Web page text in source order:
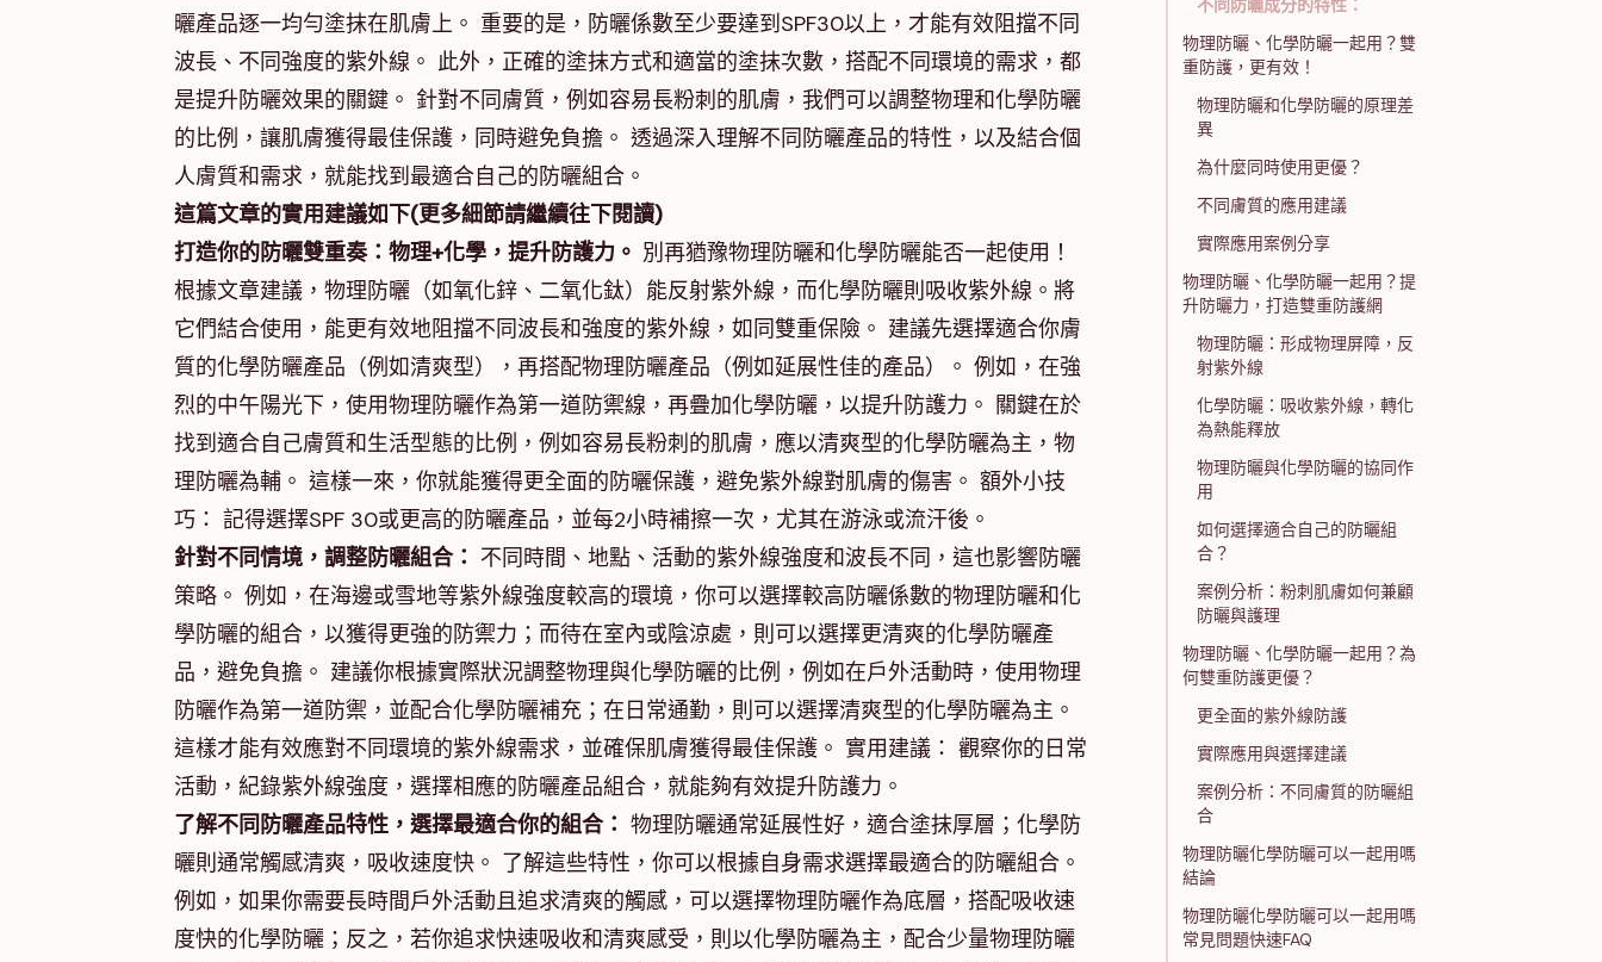
曬產品逐一均勻塗抹在肌膚上。 重要的是，防曬係數至少要達到SPF30以上，才能有效阻擋不同
波長、不同強度的紫外線。 此外，正確的塗抹方式和適當的塗抹次數，搭配不同環境的需求，都
是提升防曬效果的關鍵。 針對不同膚質，例如容易長粉刺的肌膚，我們可以調整物理和化學防曬
的比例，讓肌膚獲得最佳保護，同時避免負擔。 透過深入理解不同防曬產品的特性，以及結合個
人膚質和需求，就能找到最適合自己的防曬組合。
這篇文章的實用建議如下(更多細節請繼續往下閱讀)
打造你的防曬雙重奏：物理+化學，提升防護力。 別再猶豫物理防曬和化學防曬能否一起使用！
根據文章建議，物理防曬（如氧化鋅、二氧化鈦）能反射紫外線，而化學防曬則吸收紫外線。將
它們結合使用，能更有效地阻擋不同波長和強度的紫外線，如同雙重保險。 建議先選擇適合你膚
質的化學防曬產品（例如清爽型），再搭配物理防曬產品（例如延展性佳的產品）。 例如，在強
烈的中午陽光下，使用物理防曬作為第一道防禦線，再疊加化學防曬，以提升防護力。 關鍵在於
找到適合自己膚質和生活型態的比例，例如容易長粉刺的肌膚，應以清爽型的化學防曬為主，物
理防曬為輔。 這樣一來，你就能獲得更全面的防曬保護，避免紫外線對肌膚的傷害。 額外小技
巧： 記得選擇SPF 30或更高的防曬產品，並每2小時補擦一次，尤其在游泳或流汗後。
針對不同情境，調整防曬組合： 不同時間、地點、活動的紫外線強度和波長不同，這也影響防曬
策略。 例如，在海邊或雪地等紫外線強度較高的環境，你可以選擇較高防曬係數的物理防曬和化
學防曬的組合，以獲得更強的防禦力；而待在室內或陰涼處，則可以選擇更清爽的化學防曬產
品，避免負擔。 建議你根據實際狀況調整物理與化學防曬的比例，例如在戶外活動時，使用物理
防曬作為第一道防禦，並配合化學防曬補充；在日常通勤，則可以選擇清爽型的化學防曬為主。
這樣才能有效應對不同環境的紫外線需求，並確保肌膚獲得最佳保護。 實用建議： 觀察你的日常
活動，紀錄紫外線強度，選擇相應的防曬產品組合，就能夠有效提升防護力。
了解不同防曬產品特性，選擇最適合你的組合： 物理防曬通常延展性好，適合塗抹厚層；化學防
曬則通常觸感清爽，吸收速度快。 了解這些特性，你可以根據自身需求選擇最適合的防曬組合。
例如，如果你需要長時間戶外活動且追求清爽的觸感，可以選擇物理防曬作為底層，搭配吸收速
度快的化學防曬；反之，若你追求快速吸收和清爽感受，則以化學防曬為主，配合少量物理防曬
不同防曬成分的特性：
物理防曬、化學防曬一起用？雙
重防護，更有效！
物理防曬和化學防曬的原理差
異
為什麼同時使用更優？
不同膚質的應用建議
實際應用案例分享
物理防曬、化學防曬一起用？提
升防曬力，打造雙重防護網
物理防曬：形成物理屏障，反
射紫外線
化學防曬：吸收紫外線，轉化
為熱能釋放
物理防曬與化學防曬的協同作
用
如何選擇適合自己的防曬組
合？
案例分析：粉刺肌膚如何兼顧
防曬與護理
物理防曬、化學防曬一起用？為
何雙重防護更優？
更全面的紫外線防護
實際應用與選擇建議
案例分析：不同膚質的防曬組
合
物理防曬化學防曬可以一起用嗎
結論
物理防曬化學防曬可以一起用嗎
常見問題快速FAQ